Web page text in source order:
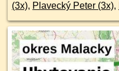
(3x), Plavecký Peter (3x),